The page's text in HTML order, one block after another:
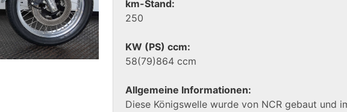
km-Stand:
250
KW (PS) ccm:
58(79)864 ccm
Allgemeine Informationen:
Diese Königswelle wurde von NCR gebaut und